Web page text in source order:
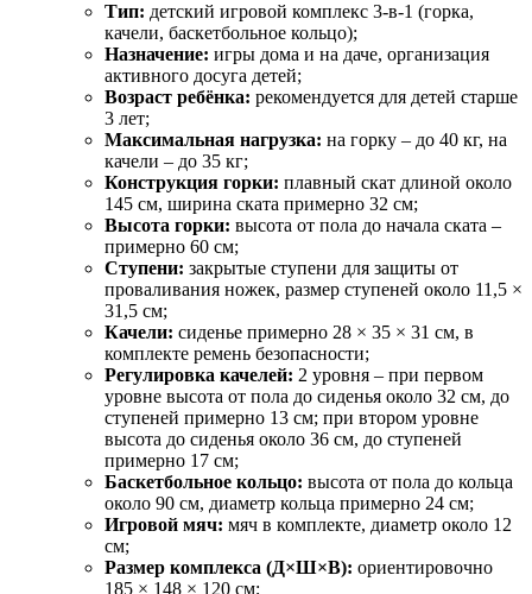
Тип: детский игровой комплекс 3‑в‑1 (горка,
качели, баскетбольное кольцо);
Назначение: игры дома и на даче, организация
активного досуга детей;
Возраст ребёнка: рекомендуется для детей старше
3 лет;
Максимальная нагрузка: на горку – до 40 кг, на
качели – до 35 кг;
Конструкция горки: плавный скат длиной около
145 см, ширина ската примерно 32 см;
Высота горки: высота от пола до начала ската –
примерно 60 см;
Ступени: закрытые ступени для защиты от
проваливания ножек, размер ступеней около 11,5 ×
31,5 см;
Качели: сиденье примерно 28 × 35 × 31 см, в
комплекте ремень безопасности;
Регулировка качелей: 2 уровня – при первом
уровне высота от пола до сиденья около 32 см, до
ступеней примерно 13 см; при втором уровне
высота до сиденья около 36 см, до ступеней
примерно 17 см;
Баскетбольное кольцо: высота от пола до кольца
около 90 см, диаметр кольца примерно 24 см;
Игровой мяч: мяч в комплекте, диаметр около 12
см;
Размер комплекса (Д×Ш×В): ориентировочно
185 × 148 × 120 см;